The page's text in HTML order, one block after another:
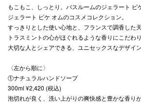
もこもこ、しっとり。バスルームのジェラート ピケ
ジェラート ピケ オムのコスメコレクション。
すっきりとした使い⼼地と、フランスで調香した
トラスミントの⼼がほぐれるような⾹りにこだわり
⼤切な⼈とシェアできる、ユニセックスなデザイ
〈左から順に〉
①ナチュラルハンドソープ
300ml ¥2,420 (税込)
泡切れが良く、洗い上がりの爽快感と豊かな⾹り